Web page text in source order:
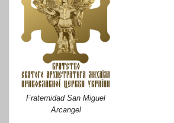
Fraternidad San Miguel
Arcangel